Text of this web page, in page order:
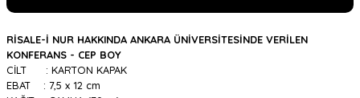
RİSALE-İ NUR HAKKINDA ANKARA ÜNİVERSİTESİNDE VERİLEN
KONFERANS - CEP BOY
CİLT : KARTON KAPAK
EBAT : 7,5 x 12 cm